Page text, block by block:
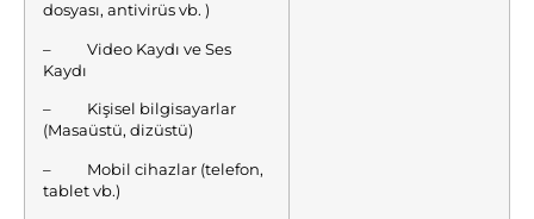
dosyası, antivirüs vb. )
– Video Kaydı ve Ses
Kaydı
– Kişisel bilgisayarlar
(Masaüstü, dizüstü)
– Mobil cihazlar (telefon,
tablet vb.)